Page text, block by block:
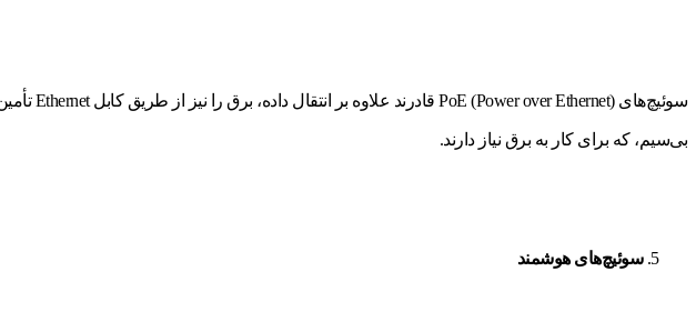
بی‌سیم، که برای کار به برق نیاز دارند.
سوئیچ‌های هوشمند